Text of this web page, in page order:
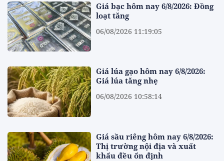
Giá bạc hôm nay 6/8/2026: Đồng
loạt tăng
06/08/2026 11:19:05
Giá lúa gạo hôm nay 6/8/2026:
Giá lúa tăng nhẹ
06/08/2026 10:58:14
Giá sầu riêng hôm nay 6/8/2026:
Thị trường nội địa và xuất
khẩu đều ổn định